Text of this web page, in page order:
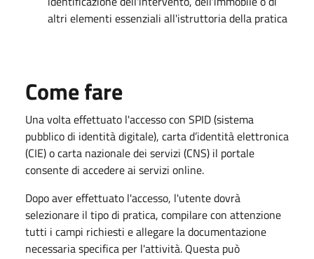
altri elementi essenziali all'istruttoria della pratica
Come fare
Una volta effettuato l'accesso con SPID (sistema
pubblico di identità digitale), carta d’identità elettronica
(CIE) o carta nazionale dei servizi (CNS) il portale
consente di accedere ai servizi online.
Dopo aver effettuato l'accesso, l'utente dovrà
selezionare il tipo di pratica, compilare con attenzione
tutti i campi richiesti e allegare la documentazione
necessaria specifica per l'attività. Questa può